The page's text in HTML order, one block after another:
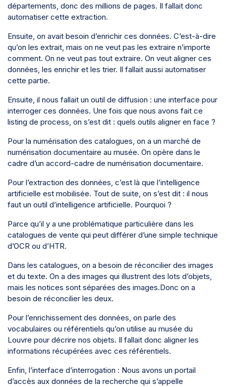
départements, donc des millions de pages. Il fallait donc
automatiser cette extraction.
Ensuite, on avait besoin d’enrichir ces données. C’est-à-dire
qu’on les extrait, mais on ne veut pas les extraire n’importe
comment. On ne veut pas tout extraire. On veut aligner ces
données, les enrichir et les trier. Il fallait aussi automatiser
cette partie.
Ensuite, il nous fallait un outil de diffusion : une interface pour
interroger ces données. Une fois que nous avons fait ce
listing de process, on s’est dit : quels outils aligner en face ?
Pour la numérisation des catalogues, on a un marché de
numérisation documentaire au musée. On opère dans le
cadre d’un accord-cadre de numérisation documentaire.
Pour l’extraction des données, c’est là que l’intelligence
artificielle est mobilisée. Tout de suite, on s’est dit : il nous
faut un outil d’intelligence artificielle. Pourquoi ?
Parce qu’il y a une problématique particulière dans les
catalogues de vente qui peut différer d’une simple technique
d’OCR ou d’HTR.
Dans les catalogues, on a besoin de réconcilier des images
et du texte. On a des images qui illustrent des lots d’objets,
mais les notices sont séparées des images.Donc on a
besoin de réconcilier les deux.
Pour l’enrichissement des données, on parle des
vocabulaires ou référentiels qu’on utilise au musée du
Louvre pour décrire nos objets. Il fallait donc aligner les
informations récupérées avec ces référentiels.
Enfin, l’interface d’interrogation : Nous avons un portail
d’accès aux données de la recherche qui s’appelle